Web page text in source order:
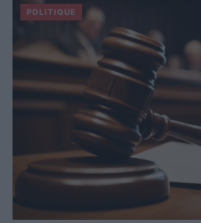
POLITIQUE